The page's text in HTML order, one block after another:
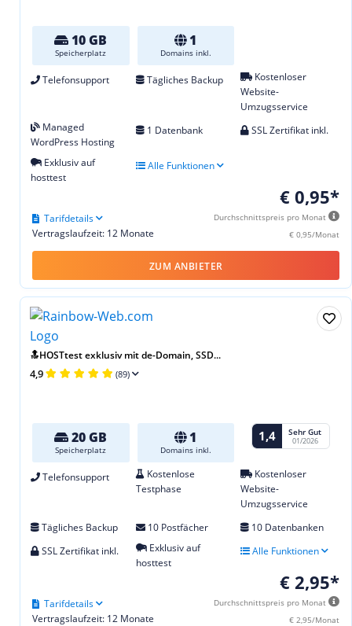
10 GB
Speicherplatz
1
Domains inkl.
Telefonsupport Tägliches Backup
Kostenloser
Website-
Umzugsservice
Managed
WordPress Hosting
1 Datenbank SSL Zertifikat inkl.
Exklusiv auf
hosttest
Alle Funktionen
€ 0,95*
Durchschnittspreis pro Monat
€ 0,95/Monat
Vertragslaufzeit: 12 Monate
Tarifdetails
ZUM ANBIETER
🔝HOSTtest exklusiv mit de-Domain, SSD...
4,9 (89)
20 GB
Speicherplatz
1
Domains inkl.
1,4 Sehr Gut
01/2026
Telefonsupport
Kostenlose
Testphase
Kostenloser
Website-
Umzugsservice
Tägliches Backup
10 Postfächer
10 Datenbanken
SSL Zertifikat inkl.
Exklusiv auf
hosttest
Alle Funktionen
€ 2,95*
Durchschnittspreis pro Monat
€ 2,95/Monat
Vertragslaufzeit: 12 Monate
Tarifdetails